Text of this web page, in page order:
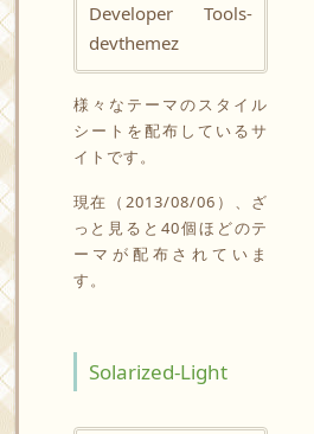
Developer Tools-
devthemez
様々なテーマのスタイル
シートを配布しているサ
イトです。
現在（2013/08/06）、ざ
っと見ると40個ほどのテ
ーマが配布されていま
す。
Solarized-Light